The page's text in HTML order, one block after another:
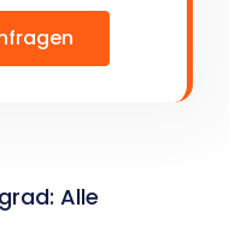
Alle